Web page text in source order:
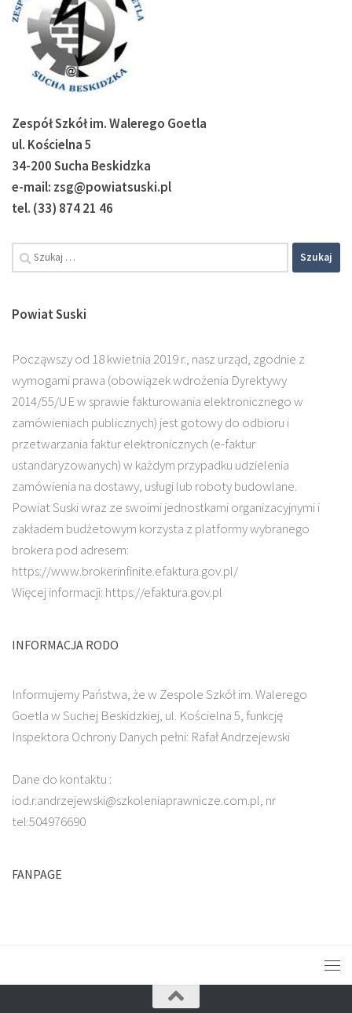
Zespół Szkół im. Walerego Goetla
ul. Kościelna 5
34-200 Sucha Beskidzka
e-mail: zsg@powiatsuski.pl
tel. (33) 874 21 46
Powiat Suski
Począwszy od 18 kwietnia 2019 r., nasz urząd, zgodnie z
wymogami prawa (obowiązek wdrożenia Dyrektywy
2014/55/UE w sprawie fakturowania elektronicznego w
zamówieniach publicznych) jest gotowy do odbioru i
przetwarzania faktur elektronicznych (e-faktur
ustandaryzowanych) w każdym przypadku udzielenia
zamówienia na dostawy, usługi lub roboty budowlane.
Powiat Suski wraz ze swoimi jednostkami organizacyjnymi i
zakładem budżetowym korzysta z platformy wybranego
brokera pod adresem:
https://www.brokerinfinite.efaktura.gov.pl/
Więcej informacji: https://efaktura.gov.pl
INFORMACJA RODO
Informujemy Państwa, że w Zespole Szkół im. Walerego
Goetla w Suchej Beskidzkiej, ul. Kościelna 5, funkcję
Inspektora Ochrony Danych pełni: Rafał Andrzejewski
Dane do kontaktu :
iod.r.andrzejewski@szkoleniaprawnicze.com.pl, nr
tel:504976690
FANPAGE